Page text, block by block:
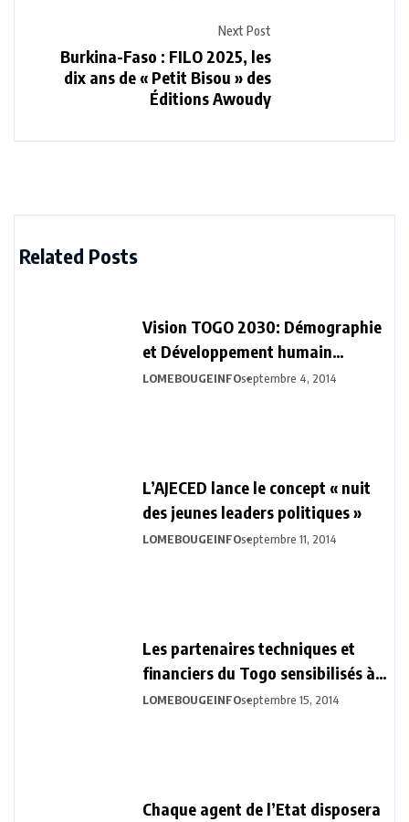
Next Post
Burkina-Faso : FILO 2025, les
dix ans de « Petit Bisou » des
Éditions Awoudy
Related Posts
Vision TOGO 2030: Démographie
et Développement humain
durable
LOMEBOUGEINFOseptembre 4, 2014
L’AJECED lance le concept « nuit
des jeunes leaders politiques »
LOMEBOUGEINFOseptembre 11, 2014
Les partenaires techniques et
financiers du Togo sensibilisés à
la Vision Togo 2030
LOMEBOUGEINFOseptembre 15, 2014
Chaque agent de l’Etat disposera